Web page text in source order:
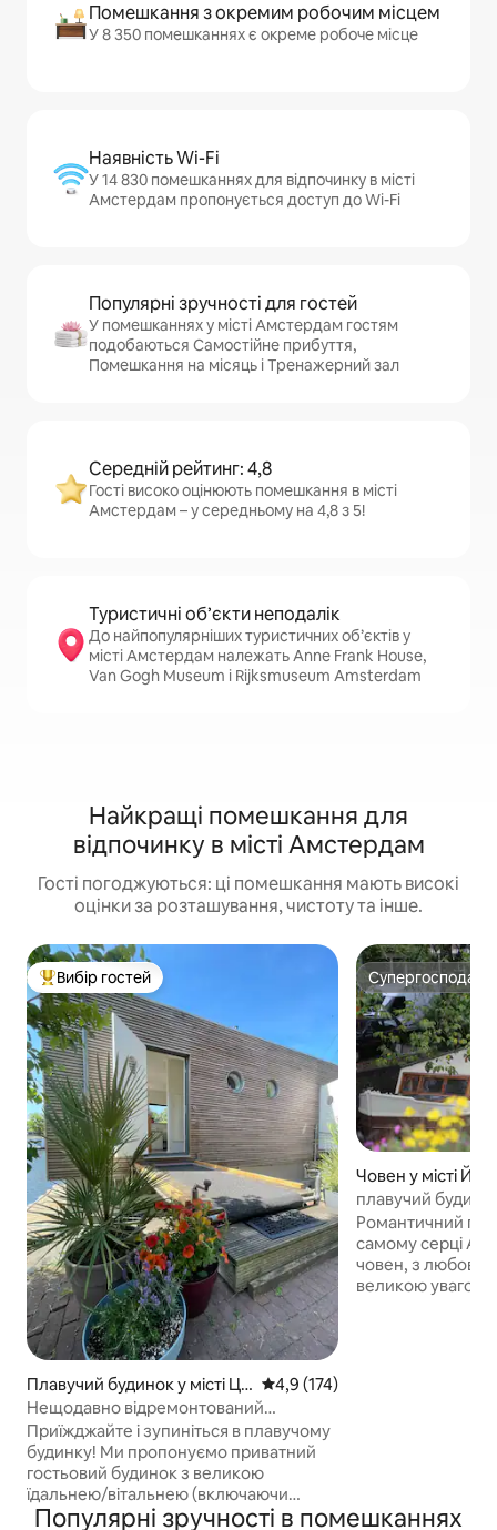
Помешкання з окремим робочим місцем
У 8 350 помешканнях є окреме робоче місце
Наявність Wi-Fi
У 14 830 помешканнях для відпочинку в місті
Амстердам пропонується доступ до Wi-Fi
Популярні зручності для гостей
У помешканнях у місті Амстердам гостям
подобаються Самостійне прибуття,
Помешкання на місяць і Тренажерний зал
Середній рейтинг: 4,8
Гості високо оцінюють помешкання в місті
Амстердам – у середньому на 4,8 з 5!
Туристичні об’єкти неподалік
До найпопулярніших туристичних об’єктів у
місті Амстердам належать Anne Frank House,
Van Gogh Museum і Rijksmuseum Amsterdam
Найкращі помешкання для
відпочинку в місті Амстердам
Гості погоджуються: ці помешкання мають високі
оцінки за розташування, чистоту та інше.
Топ вибір гостей
Вибір гостей
Плавучий будинок у місті Це
нтр
Середня оцінка: 4,9 з 5,
4,9 (174)
Нещодавно відремонтований
плавучий будинок The Waterhouse
Приїжджайте і зупиніться в плавучому
будинку! Ми пропонуємо приватний
гостьовий будинок з великою
їдальнею/вітальнею (включаючи
зручний диван-ліжко для 2 осіб) та
Супергосподар
Супергосподар
Човен у місті
плавучий
Романтичний
самому серці
човен, з
великою увагою
зручностями:
Популярні зручності в помешканнях